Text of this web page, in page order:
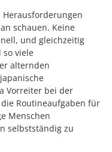
schauen. Keine
und gleichzeitig
so viele
alternden
Vorreiter bei der
Routineaufgaben für
Menschen
selbstständig zu